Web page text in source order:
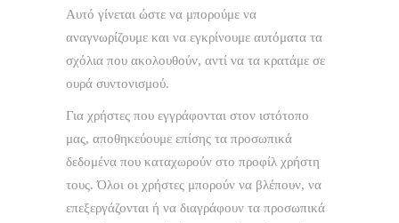
Αυτό γίνεται ώστε να μπορούμε να
αναγνωρίζουμε και να εγκρίνουμε αυτόματα τα
σχόλια που ακολουθούν, αντί να τα κρατάμε σε
ουρά συντονισμού.
Για χρήστες που εγγράφονται στον ιστότοπο
μας, αποθηκεύουμε επίσης τα προσωπικά
δεδομένα που καταχωρούν στο προφίλ χρήστη
τους. Όλοι οι χρήστες μπορούν να βλέπουν, να
επεξεργάζονται ή να διαγράφουν τα προσωπικά